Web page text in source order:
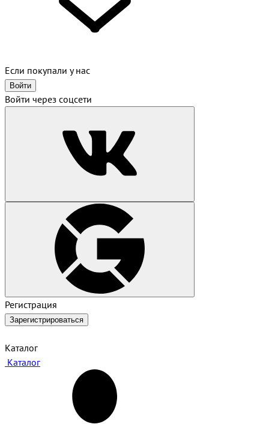
Если покупали у нас
Войти
Войти через соцсети
Регистрация
Зарегистрироваться
Каталог
Каталог